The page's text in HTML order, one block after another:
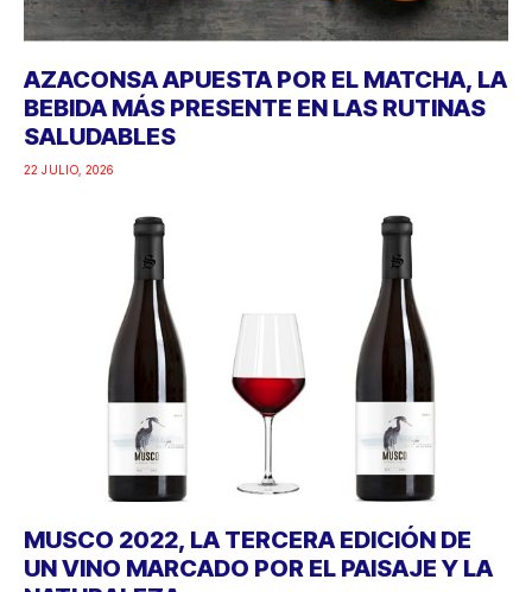
AZACONSA APUESTA POR EL MATCHA, LA
BEBIDA MÁS PRESENTE EN LAS RUTINAS
SALUDABLES
22 JULIO, 2026
MUSCO 2022, LA TERCERA EDICIÓN DE
UN VINO MARCADO POR EL PAISAJE Y LA